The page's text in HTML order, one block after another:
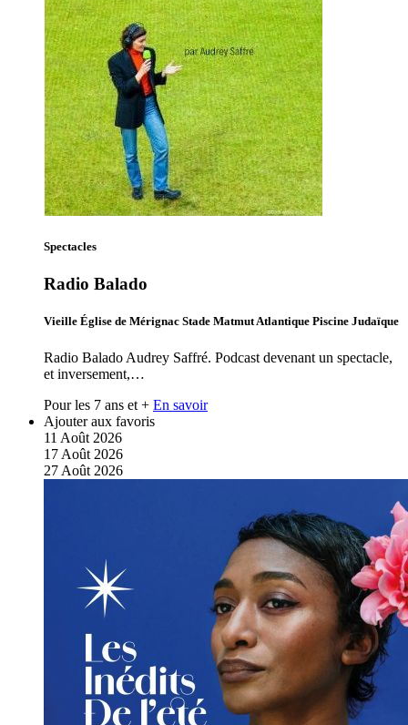
Spectacles
Radio Balado
Vieille Église de Mérignac Stade Matmut Atlantique Piscine Judaïque
Radio Balado Audrey Saffré. Podcast devenant un spectacle,
et inversement,…
Pour les 7 ans et + En savoir
Ajouter aux favoris
11 Août 2026
17 Août 2026
27 Août 2026